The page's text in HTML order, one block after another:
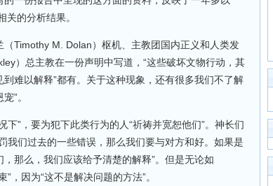
的分析结果。
Timothy M. Dolan）枢机、主教团国内正义和人类发
）总主教在一份声明中写道，“这些破坏文物行动，其
难以解释”都有。关于这种现象，还有很多我们不了解
”。
下”，要为犯下此类行为的人“祈祷并宽恕他们”。神长们
我们过去的一些错误，那么我们要与对方和好。如果是
那么，我们应该给予清楚的解释”。但是无论如
，因为“这不是解决问题的方法”。